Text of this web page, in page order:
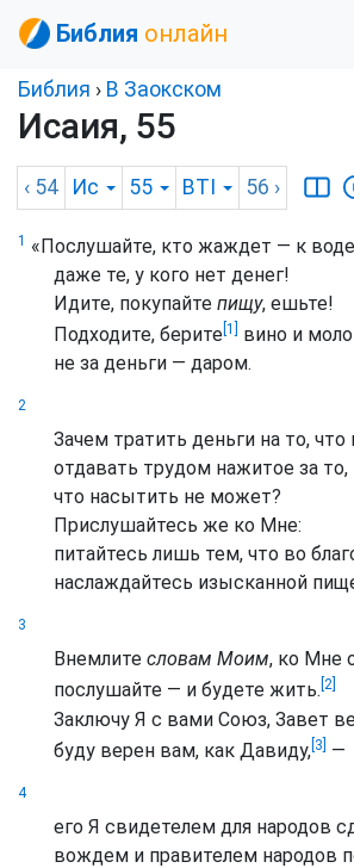
Библия онлайн
Библия › В Заокском
Исаия, 55
‹ 54 Ис 55 BTI 56 ›
1 «Послушайте, кто жаждет — к
даже те, у кого нет денег!
Идите, покупайте пищу, ешьте!
Подходите, берите [1]
вино и
не за деньги — даром.
2
Зачем тратить деньги на то, что
отдавать трудом нажитое за то,
что насытить не может?
Прислушайтесь же ко Мне:
питайтесь лишь тем, что во
наслаждайтесь изысканной
3
Внемлите словам Моим, ко Мне
послушайте — и будете жить. [2]
Заключу Я с вами Союз, Завет
буду верен вам, как Давиду, [3] —
4
его Я свидетелем для народов
вождем и правителем народов